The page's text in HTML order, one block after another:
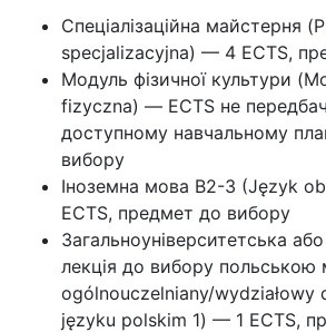
Спеціалізаційна майстерня
specjalizacyjna) — 4 ECTS,
Модуль фізичної культури
fizyczna) — ECTS не
доступному навчальному
вибору
Іноземна мова B2-3 (Język
ECTS, предмет до вибору
Загальноуніверситетська
лекція до вибору польською
ogólnouczelniany/wydziałowy
języku polskim 1) — 1 ECTS,